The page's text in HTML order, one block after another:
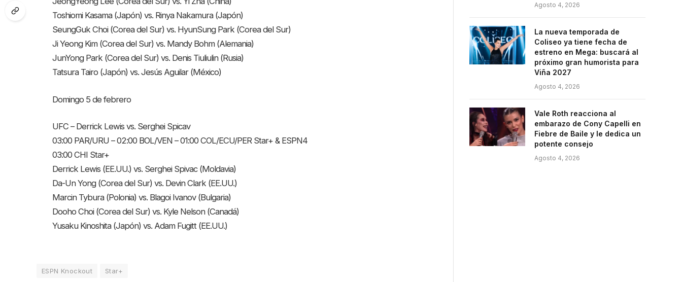
Toshiomi Kasama (Japón) vs. Rinya Nakamura (Japón)
SeungGuk Choi (Corea del Sur) vs. HyunSung Park (Corea del Sur)
Ji Yeong Kim (Corea del Sur) vs. Mandy Bohm (Alemania)
JunYong Park (Corea del Sur) vs. Denis Tiuliulin (Rusia)
Tatsura Tairo (Japón) vs. Jesús Aguilar (México)
Domingo 5 de febrero
UFC – Derrick Lewis vs. Serghei Spicav
03:00 PAR/URU – 02:00 BOL/VEN – 01:00 COL/ECU/PER Star+ & ESPN4
03:00 CHI Star+
Derrick Lewis (EE.UU.) vs. Serghei Spivac (Moldavia)
Da-Un Yong (Corea del Sur) vs. Devin Clark (EE.UU.)
Marcin Tybura (Polonia) vs. Blagoi Ivanov (Bulgaria)
Dooho Choi (Corea del Sur) vs. Kyle Nelson (Canadá)
Yusaku Kinoshita (Japón) vs. Adam Fugitt (EE.UU.)
ESPN Knockout Star+
Agosto 4, 2026
La nueva temporada de
Coliseo ya tiene fecha de
estreno en Mega: buscará al
próximo gran humorista para
Viña 2027
Agosto 4, 2026
Vale Roth reacciona al
embarazo de Cony Capelli en
Fiebre de Baile y le dedica un
potente consejo
Agosto 4, 2026